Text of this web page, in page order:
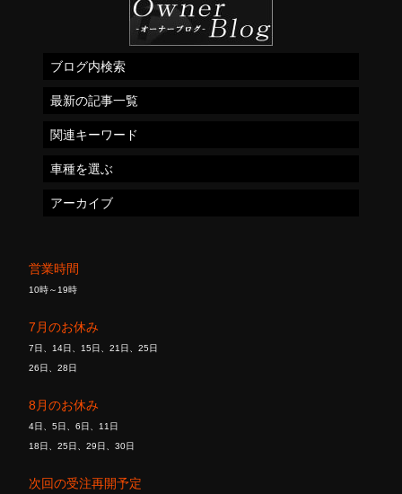
営業時間
10時～19時
7月のお休み
7日、14日、15日、21日、25日
26日、28日
8月のお休み
4日、5日、6日、11日
18日、25日、29日、30日
次回の受注再開予定
ブログ内検索
最新の記事一覧
関連キーワード
車種を選ぶ
アーカイブ